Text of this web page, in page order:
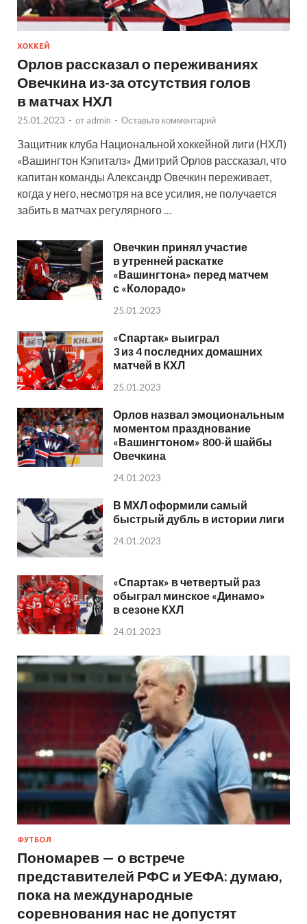
ХОККЕЙ
Орлов рассказал о переживаниях
Овечкина из-за отсутствия голов
в матчах НХЛ
25.01.2023 - от admin - Оставьте комментарий
Защитник клуба Национальной хоккейной лиги (НХЛ)
«Вашингтон Кэпиталз» Дмитрий Орлов рассказал, что
капитан команды Александр Овечкин переживает,
когда у него, несмотря на все усилия, не получается
забить в матчах регулярного …
Овечкин принял участие
в утренней раскатке
«Вашингтона» перед матчем
с «Колорадо»
25.01.2023
«Спартак» выиграл
3 из 4 последних домашних
матчей в КХЛ
25.01.2023
Орлов назвал эмоциональным
моментом празднование
«Вашингтоном» 800-й шайбы
Овечкина
24.01.2023
В МХЛ оформили самый
быстрый дубль в истории лиги
24.01.2023
«Спартак» в четвертый раз
обыграл минское «Динамо»
в сезоне КХЛ
24.01.2023
ФУТБОЛ
Пономарев — о встрече
представителей РФС и УЕФА: думаю,
пока на международные
соревнования нас не допустят